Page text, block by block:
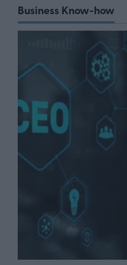
Business Know-how